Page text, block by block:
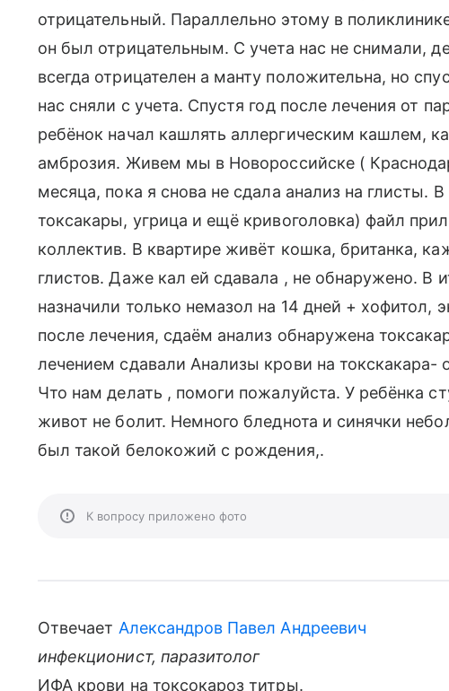
отрицательный. Параллельно этому в
он был отрицательным. С учета нас не снимали,
всегда отрицателен а манту положительна, но
нас сняли с учета. Спустя год после лечения от
ребёнок начал кашлять аллергическим кашлем,
амброзия. Живем мы в Новороссийске (
месяца, пока я снова не сдала анализ на глисты.
токсакары, угрица и ещё кривоголовка) файл
коллектив. В квартире живёт кошка, британка,
глистов. Даже кал ей сдавала , не обнаружено. В
назначили только немазол на 14 дней + хофитол,
после лечения, сдаём анализ обнаружена
лечением сдавали Анализы крови на
Что нам делать , помоги пожалуйста. У ребёнка
живот не болит. Немного бледнота и синячки
был такой белокожий с рождения,.
К вопросу приложено фото
Отвечает Александров Павел Андреевич
инфекционист, паразитолог
ИФА крови на токсокароз титры.